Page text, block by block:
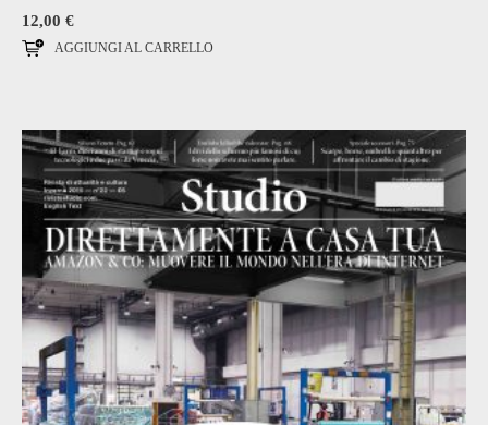
12,00 €
AGGIUNGI AL CARRELLO